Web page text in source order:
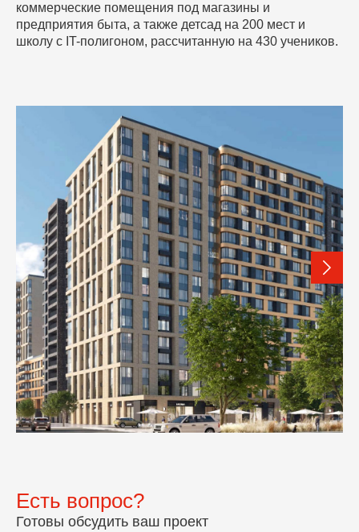
коммерческие помещения под магазины и
предприятия быта, а также детсад на 200 мест и
школу с IT-полигоном, рассчитанную на 430 учеников.
Есть вопрос?
Готовы обсудить ваш проект